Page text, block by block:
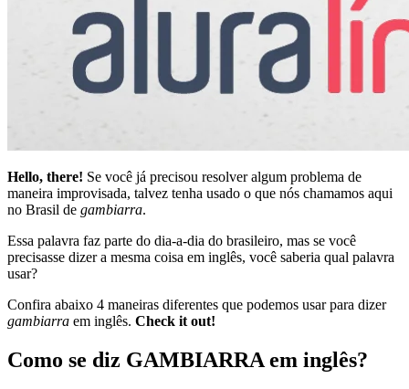
Hello, there! Se você já precisou resolver algum problema de
maneira improvisada, talvez tenha usado o que nós chamamos aqui
no Brasil de gambiarra.
Essa palavra faz parte do dia-a-dia do brasileiro, mas se você
precisasse dizer a mesma coisa em inglês, você saberia qual palavra
usar?
Confira abaixo 4 maneiras diferentes que podemos usar para dizer
gambiarra em inglês. Check it out!
Como se diz GAMBIARRA em inglês?